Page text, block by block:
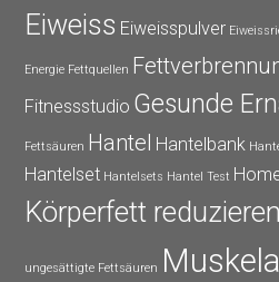
Eiweiss Eiweisspulver
Energie Fettquellen
Fitnessstudio Gesunde
Fettsäuren Hantel Hantelbank
Hantelset Hantelsets Hantel Test
Körperfett reduzieren
ungesättigte Fettsäuren